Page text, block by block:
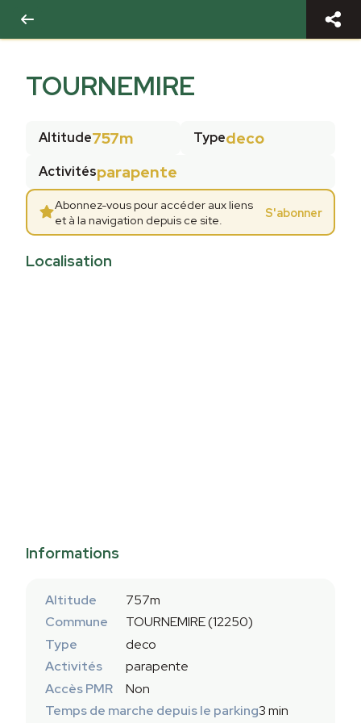
TOURNEMIRE
Altitude757m Typedeco
Activitésparapente
Abonnez-vous pour accéder aux liens
et à la navigation depuis ce site.
S'abonner
Localisation
Informations
Altitude
757m
Commune
TOURNEMIRE (12250)
Type
deco
Activités
parapente
Accès PMR
Non
Temps de marche depuis le parking3 min